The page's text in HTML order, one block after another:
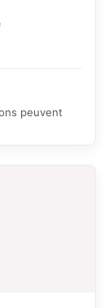
peuvent